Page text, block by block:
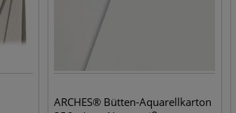
ARCHES® Bütten-Aquarellkarton